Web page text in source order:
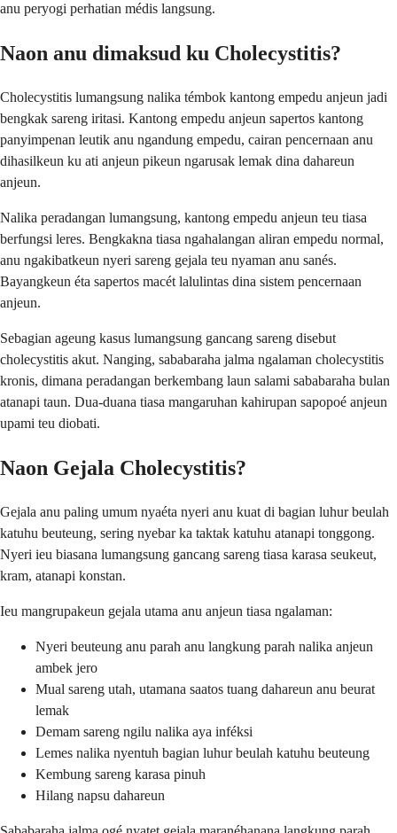
anu peryogi perhatian médis langsung.
Naon anu dimaksud ku Cholecystitis?
Cholecystitis lumangsung nalika témbok kantong empedu anjeun jadi
bengkak sareng iritasi. Kantong empedu anjeun sapertos kantong
panyimpenan leutik anu ngandung empedu, cairan pencernaan anu
dihasilkeun ku ati anjeun pikeun ngarusak lemak dina dahareun
anjeun.
Nalika peradangan lumangsung, kantong empedu anjeun teu tiasa
berfungsi leres. Bengkakna tiasa ngahalangan aliran empedu normal,
anu ngakibatkeun nyeri sareng gejala teu nyaman anu sanés.
Bayangkeun éta sapertos macét lalulintas dina sistem pencernaan
anjeun.
Sebagian ageung kasus lumangsung gancang sareng disebut
cholecystitis akut. Nanging, sababaraha jalma ngalaman cholecystitis
kronis, dimana peradangan berkembang laun salami sababaraha bulan
atanapi taun. Dua-duana tiasa mangaruhan kahirupan sapopoé anjeun
upami teu diobati.
Naon Gejala Cholecystitis?
Gejala anu paling umum nyaéta nyeri anu kuat di bagian luhur beulah
katuhu beuteung, sering nyebar ka taktak katuhu atanapi tonggong.
Nyeri ieu biasana lumangsung gancang sareng tiasa karasa seukeut,
kram, atanapi konstan.
Ieu mangrupakeun gejala utama anu anjeun tiasa ngalaman:
Nyeri beuteung anu parah anu langkung parah nalika anjeun
ambek jero
Mual sareng utah, utamana saatos tuang dahareun anu beurat
lemak
Demam sareng ngilu nalika aya inféksi
Lemes nalika nyentuh bagian luhur beulah katuhu beuteung
Kembung sareng karasa pinuh
Hilang napsu dahareun